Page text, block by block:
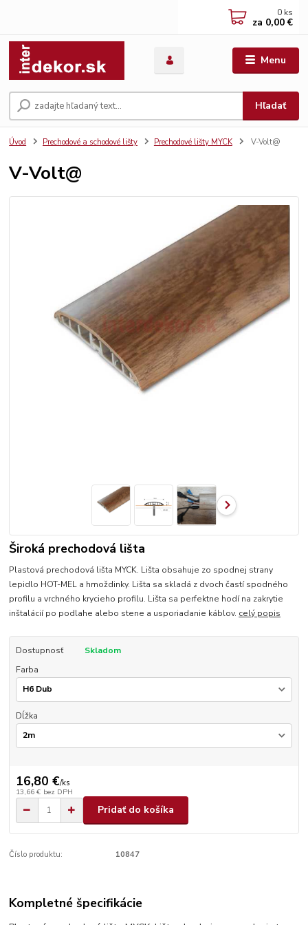
Menu
Hľadať
0 ks
za 0,00 €
Úvod Prechodové a schodové lišty Prechodové lišty MYCK V-Volt@
V-Volt@
Široká prechodová lišta
Plastová prechodová lišta MYCK. Lišta obsahuje zo spodnej strany
lepidlo HOT-MEL a hmoždinky. Lišta sa skladá z dvoch častí spodného
profilu a vrchného krycieho profilu. Lišta sa perfektne hodí na zakrytie
inštalácií po podlahe alebo stene a usporiadanie káblov. celý popis
Dostupnosť
Skladom
Farba
Dĺžka
16,80 €/ks
13,66 € bez DPH
Pridať do košíka
Číslo produktu: 10847
Kompletné špecifikácie